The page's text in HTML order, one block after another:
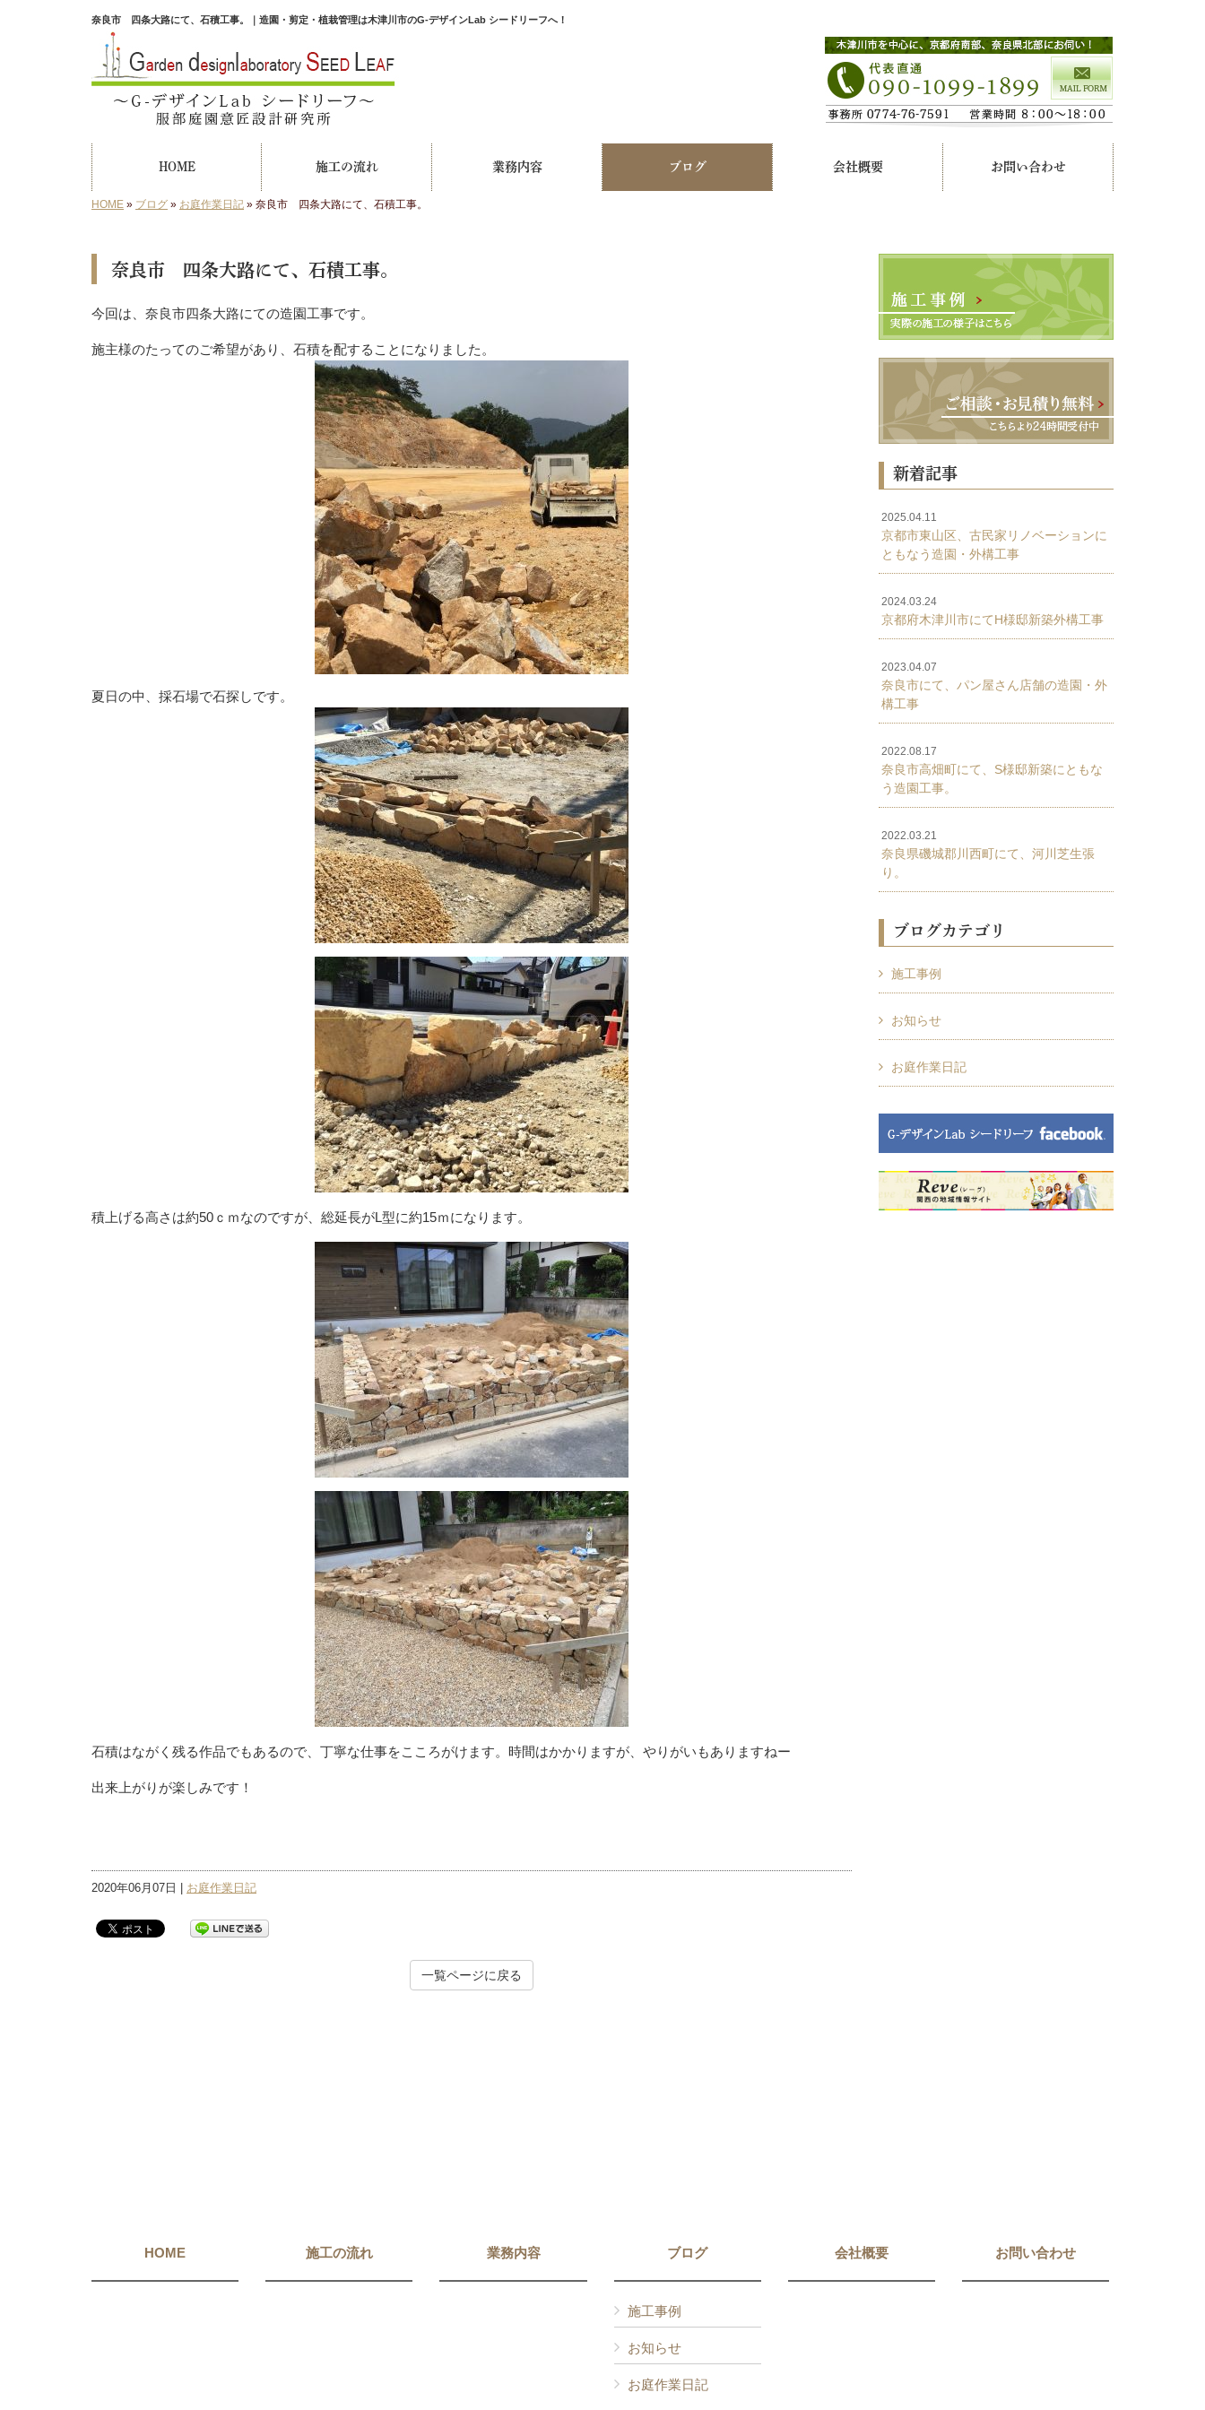
奈良市 四条大路にて、石積工事。｜造園・剪定・植栽管理は木津川市のG-デザインLab シードリーフへ！
HOME 施工の流れ 業務内容 ブログ 会社概要 お問い合わせ
HOME » ブログ » お庭作業日記 » 奈良市 四条大路にて、石積工事。
奈良市 四条大路にて、石積工事。
今回は、奈良市四条大路にての造園工事です。
施主様のたってのご希望があり、石積を配することになりました。
夏日の中、採石場で石探しです。
積上げる高さは約50ｃｍなのですが、総延長がL型に約15ｍになります。
石積はながく残る作品でもあるので、丁寧な仕事をこころがけます。時間はかかりますが、やりがいもありますねー
出来上がりが楽しみです！
2020年06月07日 | お庭作業日記
一覧ページに戻る
新着記事
2025.04.11
京都市東山区、古民家リノベーションに
ともなう造園・外構工事
2024.03.24
京都府木津川市にてH様邸新築外構工事
2023.04.07
奈良市にて、パン屋さん店舗の造園・外
構工事
2022.08.17
奈良市高畑町にて、S様邸新築にともな
う造園工事。
2022.03.21
奈良県磯城郡川西町にて、河川芝生張
り。
ブログカテゴリ
施工事例
お知らせ
お庭作業日記
HOME 施工の流れ 業務内容 ブログ
施工事例
お知らせ
お庭作業日記
会社概要 お問い合わせ